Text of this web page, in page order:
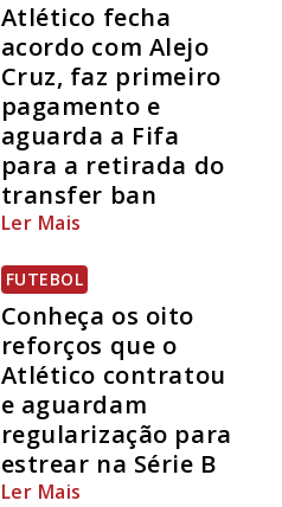
Atlético fecha
acordo com Alejo
Cruz, faz primeiro
pagamento e
aguarda a Fifa
para a retirada do
transfer ban
Ler Mais
FUTEBOL
Conheça os oito
reforços que o
Atlético contratou
e aguardam
regularização para
estrear na Série B
Ler Mais